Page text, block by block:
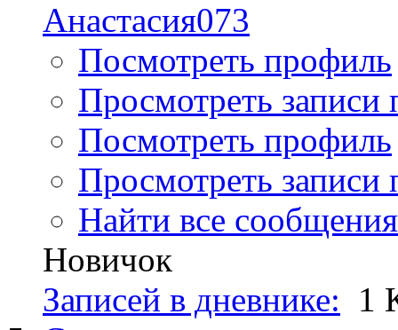
Анастасия073
Посмотреть профиль
Просмотреть записи
Посмотреть профиль
Просмотреть записи
Найти все
Новичок
Записей в дневнике: 1